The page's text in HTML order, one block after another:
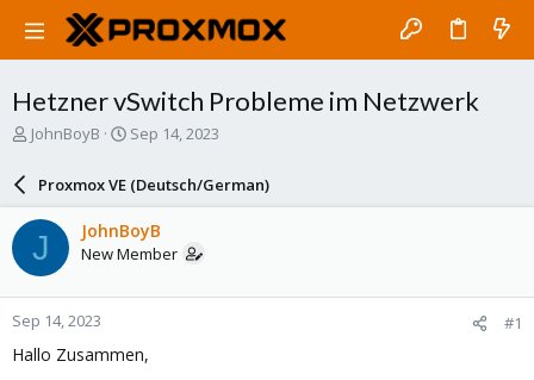
Hetzner vSwitch Probleme im Netzwerk
T
a
s
t
a
r
t
e
JohnBoyB
S
a
r
d
a
e
Sep 14, 2023
Proxmox VE (Deutsch/German)
J JohnBoyB
New Member
Sep 14, 2023 #1
Hallo Zusammen,